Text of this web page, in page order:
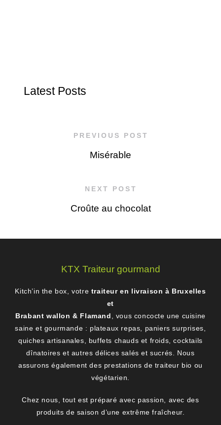
Latest Posts
PREVIOUS POST
Misérable
NEXT POST
Croûte au chocolat
KTX Traiteur gourmand
Kitch’in the box, votre traiteur en livraison à Bruxelles
et
Brabant wallon & Flamand , vous concocte une cuisine
saine et gourmande : plateaux repas, paniers surprises,
quiches artisanales, buffets chauds et froids, cocktails
dînatoires et autres délices salés et sucrés. Nous
assurons également des prestations de traiteur bio ou
végétarien.
Chez nous, tout est préparé avec passion, avec des
produits de saison d’une extrême fraîcheur.